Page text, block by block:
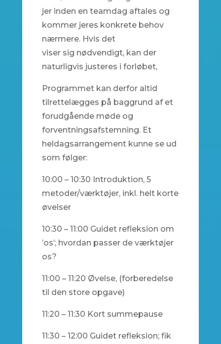
jer inden en teamdag aftales og
kommer jeres konkrete behov
nærmere. Hvis det
viser sig nødvendigt, kan der
naturligvis justeres i forløbet,
Programmet kan derfor altid
tilrettelægges på baggrund af et
forudgående møde og
forventningsafstemning. Et
heldagsarrangement kunne se ud
som følger:
10:00 – 10:30 Introduktion, 5
metoder/værktøjer, inkl. helt korte
øvelser
10:30 – 11:00 Guidet refleksion om
’os’; hvordan passer de værktøjer
os?
11:00 – 11:20 Øvelse, (forberedelse
til den store opgave)
11:20 – 11:30 Kort summepause
11:30 – 12:00 Guidet refleksion; fik